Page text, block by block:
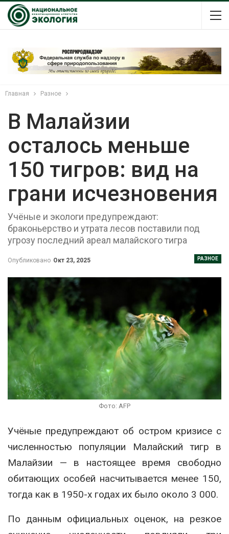
Главная Разное
В Малайзии
осталось меньше
150 тигров: вид на
грани исчезновения
Учёные и экологи предупреждают:
браконьерство и утрата лесов поставили под
угрозу последний ареал малайского тигра
РАЗНОЕ
Опубликовано Окт 23, 2025
Фото: AFP
Учёные предупреждают об остром кризисе с
численностью популяции Малайский тигр в
Малайзии — в настоящее время свободно
обитающих особей насчитывается менее 150,
тогда как в 1950-х годах их было около 3 000.
По данным официальных оценок, на резкое